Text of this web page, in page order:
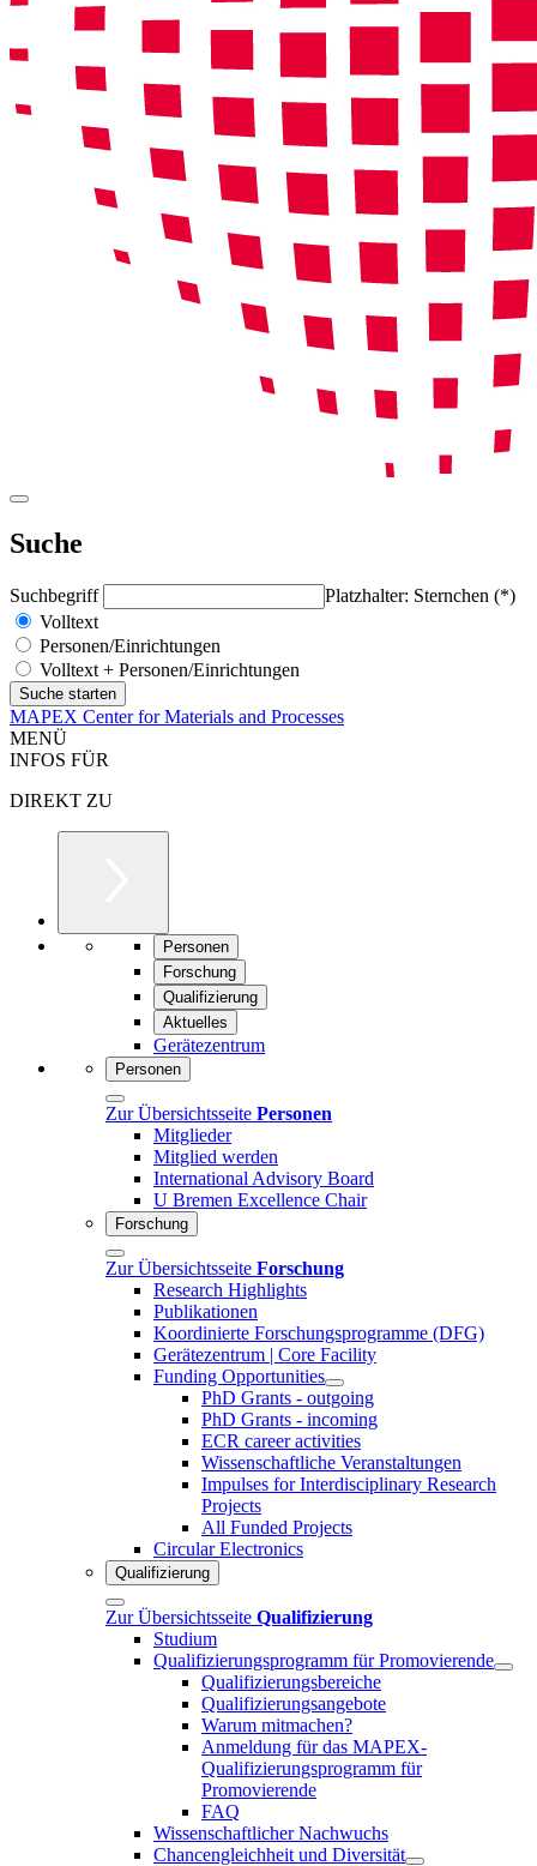
Suche
Suchbegriff
Platzhalter: Sternchen (*)
Volltext
Personen/Einrichtungen
Volltext + Personen/Einrichtungen
MAPEX Center for Materials and Processes
MENÜ
INFOS FÜR
DIREKT ZU
Personen
Forschung
Qualifizierung
Aktuelles
Gerätezentrum
Personen
Zur Übersichtsseite Personen
Mitglieder
Mitglied werden
International Advisory Board
U Bremen Excellence Chair
Forschung
Zur Übersichtsseite Forschung
Research Highlights
Publikationen
Koordinierte Forschungsprogramme (DFG)
Gerätezentrum | Core Facility
Funding Opportunities
PhD Grants - outgoing
PhD Grants - incoming
ECR career activities
Wissenschaftliche Veranstaltungen
Impulses for Interdisciplinary Research
Projects
All Funded Projects
Circular Electronics
Qualifizierung
Zur Übersichtsseite Qualifizierung
Studium
Qualifizierungsprogramm für Promovierende
Qualifizierungsbereiche
Qualifizierungsangebote
Warum mitmachen?
Anmeldung für das MAPEX-
Qualifizierungsprogramm für
Promovierende
FAQ
Wissenschaftlicher Nachwuchs
Chancengleichheit und Diversität